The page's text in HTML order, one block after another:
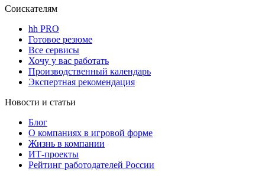
Соискателям
hh PRO
Готовое резюме
Все сервисы
Хочу у вас работать
Производственный календарь
Экспертная рекомендация
Новости и статьи
Блог
О компаниях в игровой форме
Жизнь в компании
ИТ-проекты
Рейтинг работодателей России